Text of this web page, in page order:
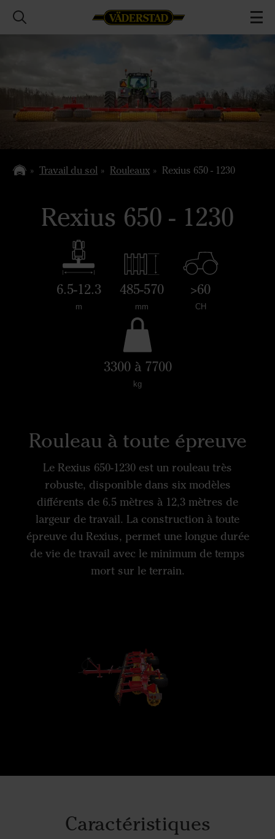
Travail du sol Rouleaux Rexius 650 - 1230
Rexius 650 - 1230
6.5-12.3
m
485-570
mm
>60
CH
3300 à 7700
kg
Rouleau à toute épreuve
Le Rexius 650-1230 est un rouleau très
robuste, disponible dans six modèles
différents de 6.5 mètres à 12,3 mètres de
largeur de travail. La construction à toute
épreuve du Rexius, permet une longue durée
de vie de travail avec le minimum de temps
mort sur le terrain.
Caractéristiques